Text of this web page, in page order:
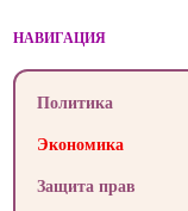
НАВИГАЦИЯ
Политика
Экономика
Защита прав